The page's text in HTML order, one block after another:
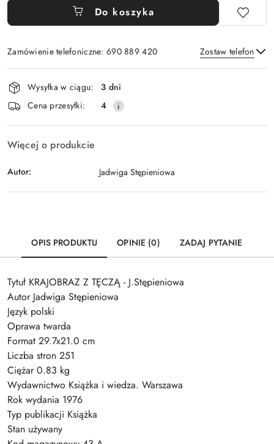
Do koszyka
Zamówienie telefoniczne: 690 889 420 Zostaw telefon
Wyślij
Dostępność
i
dostawa
Wysyłka w ciągu:
3 dni
Cena przesyłki:
4
Więcej o produkcie
Autor: Jadwiga Stępieniowa
OPIS PRODUKTU OPINIE (0) ZADAJ PYTANIE
Tytuł KRAJOBRAZ Z TĘCZĄ - J.Stępieniowa
Autor Jadwiga Stępieniowa
Język polski
Oprawa twarda
Format 29.7x21.0 cm
Liczba stron 251
Ciężar 0.83 kg
Wydawnictwo Książka i wiedza. Warszawa
Rok wydania 1976
Typ publikacji Książka
Stan używany